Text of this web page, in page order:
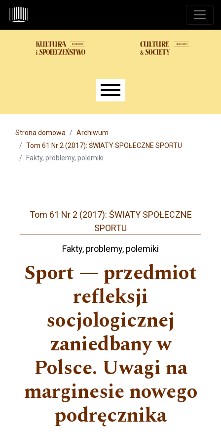
Przejdź do głównego menu
Przejdź do sekcji głównej
Przejdź do stopki
Main menu
Strona domowa
Archiwum
Tom 61 Nr 2 (2017): ŚWIATY SPOŁECZNE SPORTU
Fakty, problemy, polemiki
Tom 61 Nr 2 (2017): ŚWIATY SPOŁECZNE
SPORTU
Fakty, problemy, polemiki
Sport — przedmiot
refleksji
socjologicznej
zaniedbany w
Polsce. Uwagi na
marginesie nowego
podręcznika